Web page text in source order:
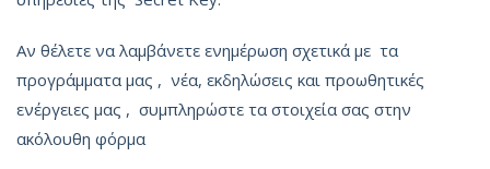
Αν θέλετε να λαμβάνετε ενημέρωση σχετικά με τα
προγράμματα μας , νέα, εκδηλώσεις και προωθητικές
ενέργειες μας , συμπληρώστε τα στοιχεία σας στην
ακόλουθη φόρμα